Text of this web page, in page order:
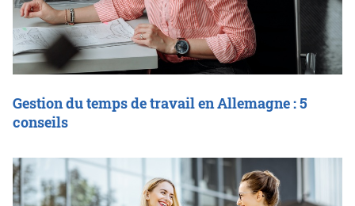
Gestion du temps de travail en Allemagne : 5
conseils